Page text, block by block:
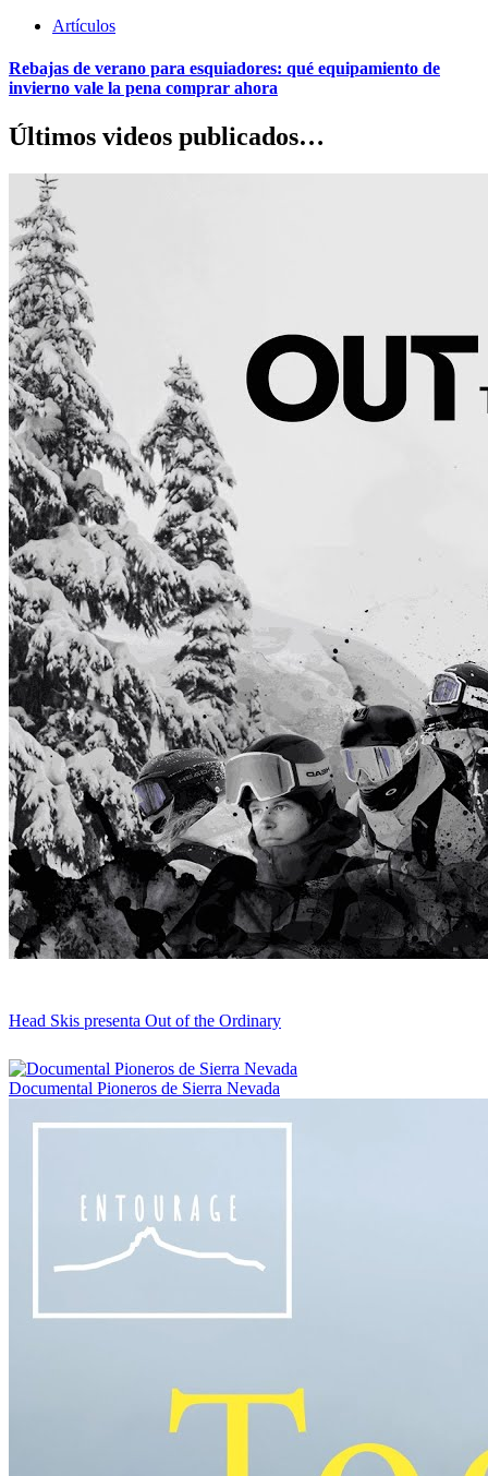
Artículos
Rebajas de verano para esquiadores: qué equipamiento de
invierno vale la pena comprar ahora
Últimos videos publicados…
Head Skis presenta Out of the Ordinary
Documental Pioneros de Sierra Nevada